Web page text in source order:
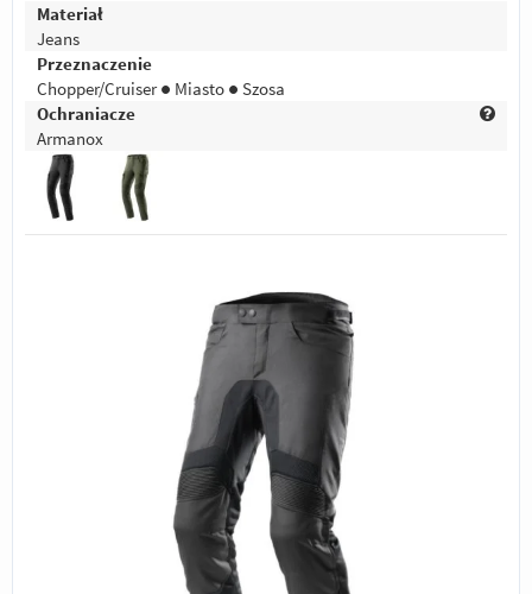
Materiał
Jeans
Przeznaczenie
Chopper/Cruiser ● Miasto ● Szosa
Ochraniacze
Armanox